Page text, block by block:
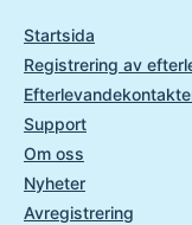
Startsida
Registrering av
Support
Om oss
Nyheter
Avregistrering